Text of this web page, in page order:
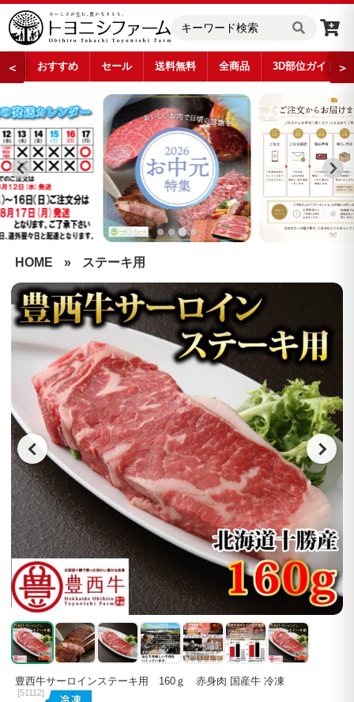
＜ おすすめ セール 送料無料 全商品 3D部位ガイド ＞
HOME » ステーキ用
豊西牛サーロインステーキ用 160ｇ 赤身肉 国産牛 冷凍
[51112]